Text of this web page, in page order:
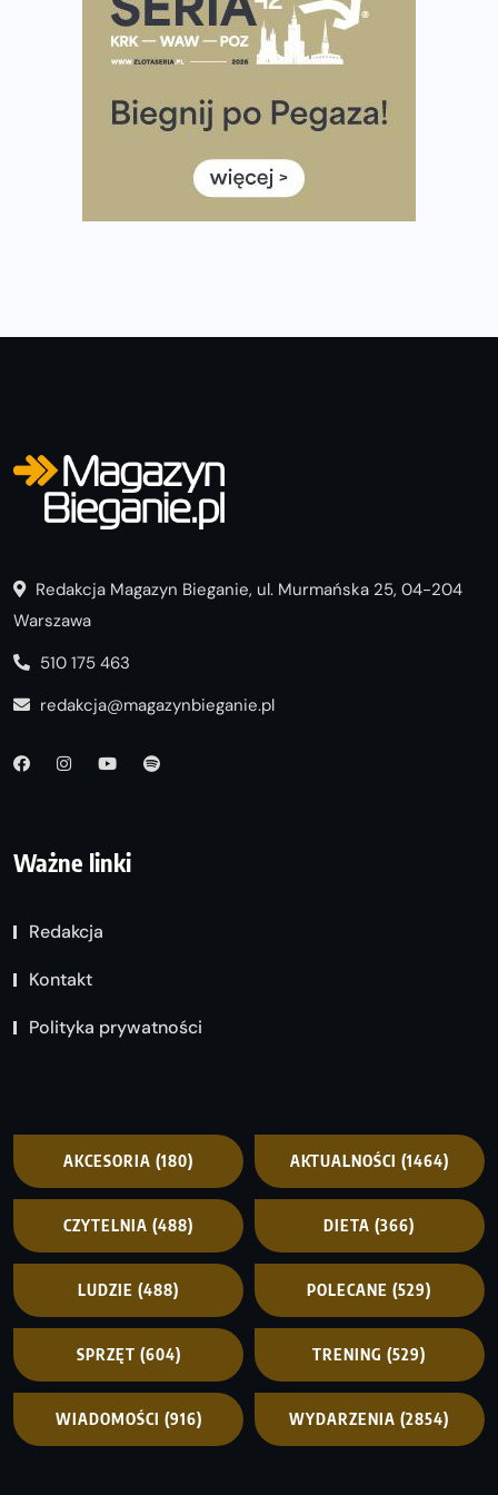
Rozbiegany Olsztyn szykuje się na weekend z
Już w tę sobotę 35. Bieg Powstania Warszawskiego.
Wystartuje rekordowa liczba uczestników
35. Bieg Powstania Warszawskiego – praktyczny
poradnik przed startem
Redakcja Magazyn Bieganie, ul. Murmańska 25, 04-204
Warszawa
510 175 463
redakcja@magazynbieganie.pl
Ważne linki
Redakcja
Kontakt
Polityka prywatności
AKCESORIA (180) AKTUALNOŚCI (1464)
CZYTELNIA (488) DIETA (366)
LUDZIE (488) POLECANE (529)
SPRZĘT (604) TRENING (529)
WIADOMOŚCI (916) WYDARZENIA (2854)